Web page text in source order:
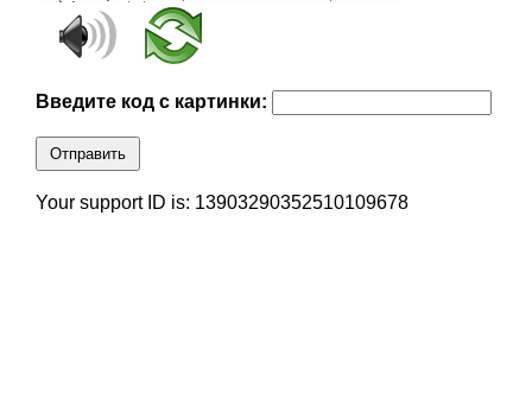
Введите код с картинки:
Отправить
Your support ID is: 13903290352510109678